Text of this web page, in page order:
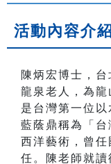
活動內容介
陳炳宏博士，
龍泉老人，為龍
是台灣第一位
藍蔭鼎稱為「
西洋藝術，曾
任。陳老師就